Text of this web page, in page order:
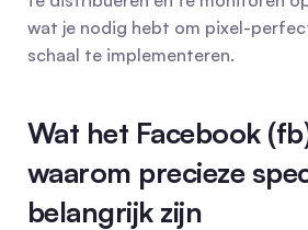
wat je nodig hebt om pixel-
schaal te implementeren.
Wat het Facebook
waarom precieze
belangrijk zijn